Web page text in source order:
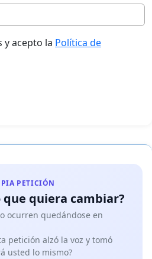
y acepto la Política de
PETICIÓN
que quiera cambiar?
ocurren quedándose en
petición alzó la voz y tomó
usted lo mismo?